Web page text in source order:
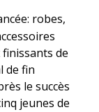
robes,
de
de fin
le succès
jeunes de